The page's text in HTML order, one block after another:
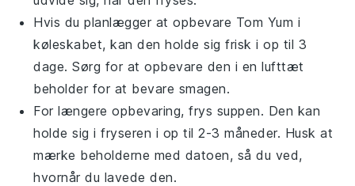
Hvis du planlægger at opbevare Tom Yum i
køleskabet, kan den holde sig frisk i op til 3
dage. Sørg for at opbevare den i en lufttæt
beholder for at bevare smagen.
For længere opbevaring, frys suppen. Den kan
holde sig i fryseren i op til 2-3 måneder. Husk at
mærke beholderne med datoen, så du ved,
hvornår du lavede den.